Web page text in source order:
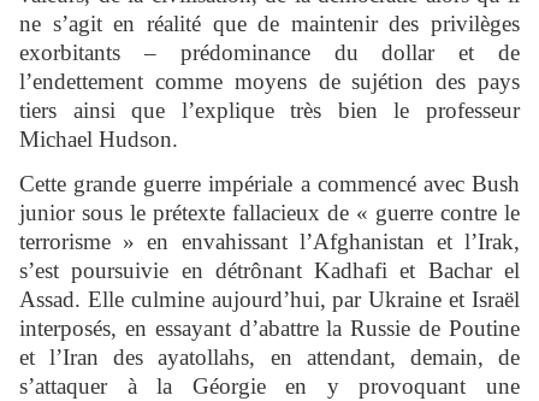
ne s’agit en réalité que de maintenir des privilèges
exorbitants – prédominance du dollar et de
l’endettement comme moyens de sujétion des pays
tiers ainsi que l’explique très bien le professeur
Michael Hudson.
Cette grande guerre impériale a commencé avec Bush
junior sous le prétexte fallacieux de « guerre contre le
terrorisme » en envahissant l’Afghanistan et l’Irak,
s’est poursuivie en détrônant Kadhafi et Bachar el
Assad. Elle culmine aujourd’hui, par Ukraine et Israël
interposés, en essayant d’abattre la Russie de Poutine
et l’Iran des ayatollahs, en attendant, demain, de
s’attaquer à la Géorgie en y provoquant une